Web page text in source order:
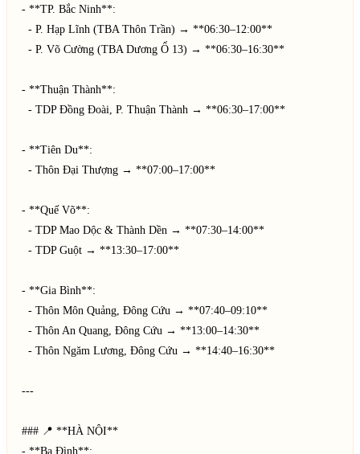
- **TP. Bắc Ninh**:
- **Thuận Thành**:
- **Tiên Du**:
- **Quế Võ**:
- **Gia Bình**:
---
### 📍 **HÀ NỘI**
- **Ba Đình**: